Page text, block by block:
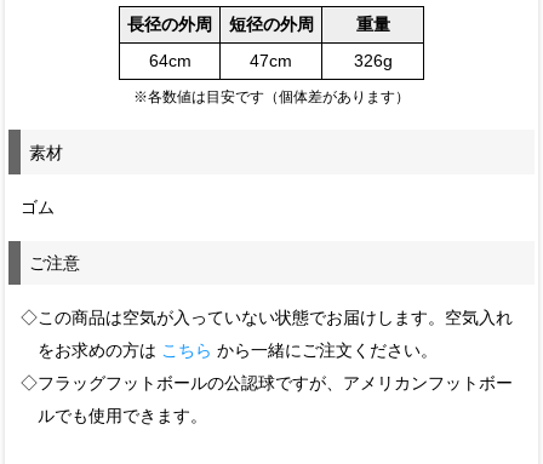
長径の外周 短径の外周
重量
64cm
47cm 326g
※各数値は目安です（個体差があります）
素材
ゴム
ご注意
◇この商品は空気が入っていない状態でお届けします。空気入れ
をお求めの方は こちら から一緒にご注文ください。
◇フラッグフットボールの公認球ですが、アメリカンフットボー
ルでも使用できます。